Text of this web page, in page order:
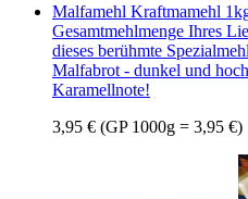
Malfamehl Kraftmamehl
Gesamtmehlmenge Ihres
dieses berühmte
Malfabrot - dunkel und
Karamellnote!
3,95 € (GP 1000g = 3,95 €)